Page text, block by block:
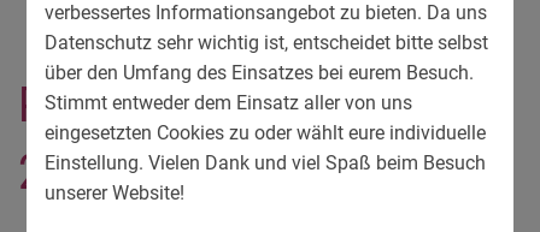
verbessertes Informationsangebot zu bieten. Da uns
Datenschutz sehr wichtig ist, entscheidet bitte selbst
über den Umfang des Einsatzes bei eurem Besuch.
Stimmt entweder dem Einsatz aller von uns
eingesetzten Cookies zu oder wählt eure individuelle
Einstellung. Vielen Dank und viel Spaß beim Besuch
unserer Website!
Photogram-
20130522024228